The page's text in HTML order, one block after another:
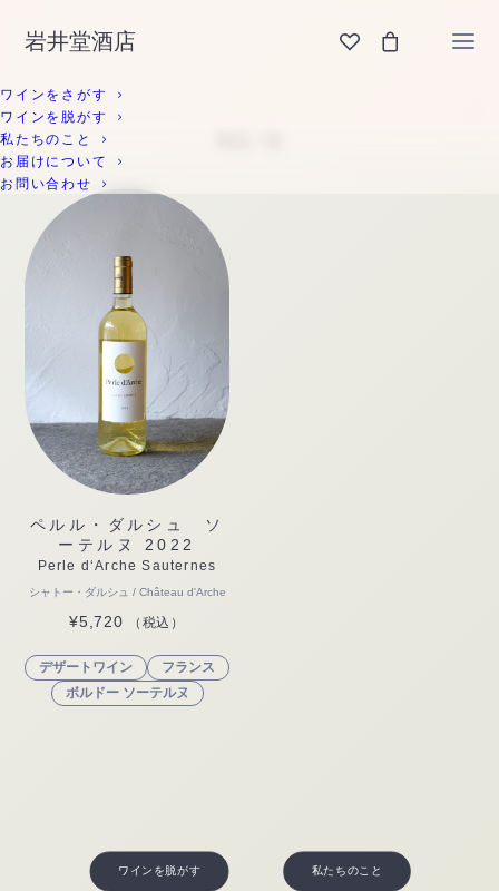
岩井堂酒店
ワインをさがす
ワインを脱がす
私たちのこと
お届けについて
お問い合わせ
ペルル・ダルシュ ソ
ーテルヌ 2022
Perle d‘Arche Sauternes
シャトー・ダルシュ / Château d'Arche
¥5,720 （税込）
デザートワイン
フランス
ボルドー ソーテルヌ
ワインを脱がす 私たちのこと